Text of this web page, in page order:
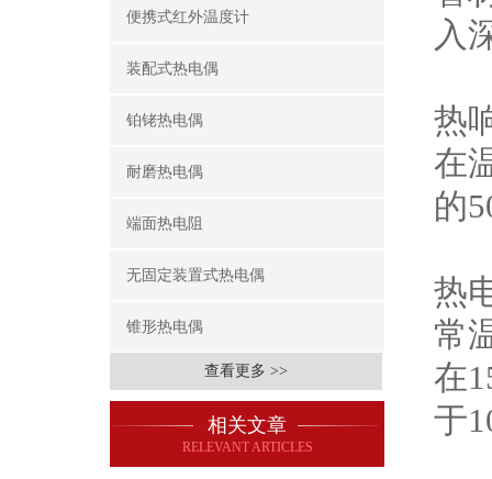
便携式红外温度计
装配式热电偶
铂铑热电偶
耐磨热电偶
端面热电阻
无固定装置式热电偶
锥形热电偶
查看更多 >>
相关文章
RELEVANT ARTICLES
入
热
在
的
热
常
在
于